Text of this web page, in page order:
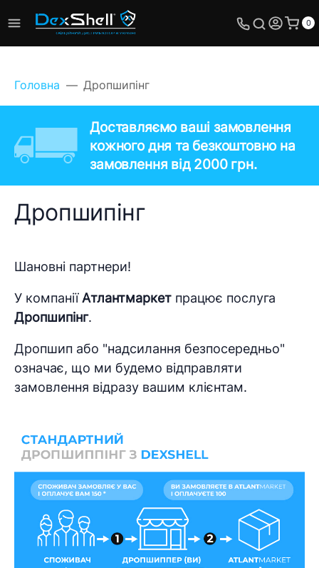
0
Головна Дропшипінг
Доставляємо ваші замовлення
кожного дня та безкоштовно на
замовлення від 2000 грн.
Дропшипінг
Шановні партнери!
У компаніїАтлантмаркет працює послуга
Дропшипінг.
Дропшип або "надсилання безпосередньо"
означає, що ми будемо відправляти
замовлення відразу вашим клієнтам.